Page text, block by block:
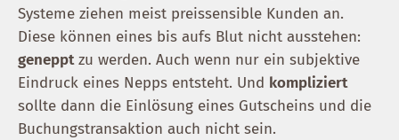
Systeme ziehen meist preissensible Kunden an.
Diese können eines bis aufs Blut nicht ausstehen:
genepptzu werden. Auch wenn nur ein subjektive
Eindruck eines Nepps entsteht. Und kompliziert
sollte dann die Einlösung eines Gutscheins und die
Buchungstransaktion auch nicht sein.